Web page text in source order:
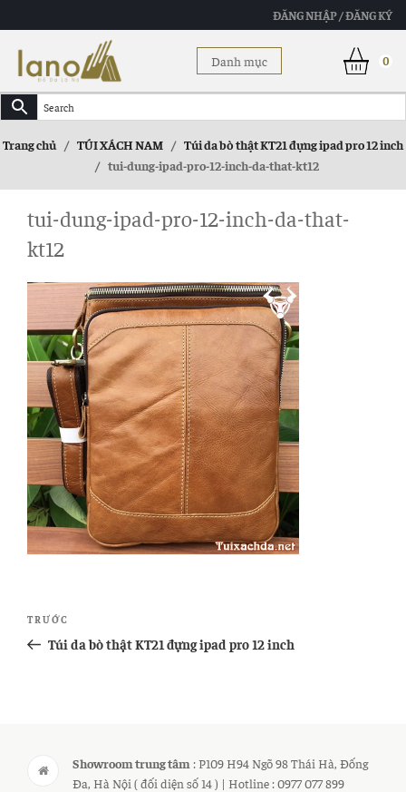
ĐĂNG NHẬP / ĐĂNG KÝ
Danh mục 0
Trang chủ / TÚI XÁCH NAM / Túi da bò thật KT21 đựng ipad pro 12 inch
/ tui-dung-ipad-pro-12-inch-da-that-kt12
tui-dung-ipad-pro-12-inch-da-that-
kt12
Điều
hướng
Bài
cũ
TRƯỚC
Túi da bò thật KT21 đựng ipad pro 12 inch
Showroom trung tâm : P109 H94 Ngõ 98 Thái Hà, Đống
Đa, Hà Nội ( đối diện số 14 ) | Hotline : 0977 077 899